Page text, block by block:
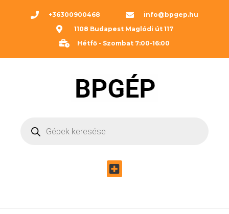
+36300900468
info@bpgep.hu
1108 Budapest Maglódi út 117
Hétfő - Szombat 7:00-16:00